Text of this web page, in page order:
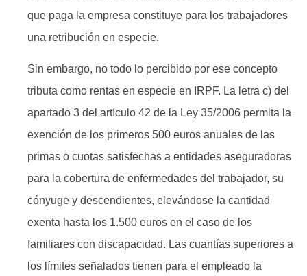
que paga la empresa constituye para los trabajadores
una retribución en especie.
Sin embargo, no todo lo percibido por ese concepto
tributa como rentas en especie en IRPF. La letra c) del
apartado 3 del artículo 42 de la Ley 35/2006 permita la
exención de los primeros 500 euros anuales de las
primas o cuotas satisfechas a entidades aseguradoras
para la cobertura de enfermedades del trabajador, su
cónyuge y descendientes, elevándose la cantidad
exenta hasta los 1.500 euros en el caso de los
familiares con discapacidad. Las cuantías superiores a
los límites señalados tienen para el empleado la